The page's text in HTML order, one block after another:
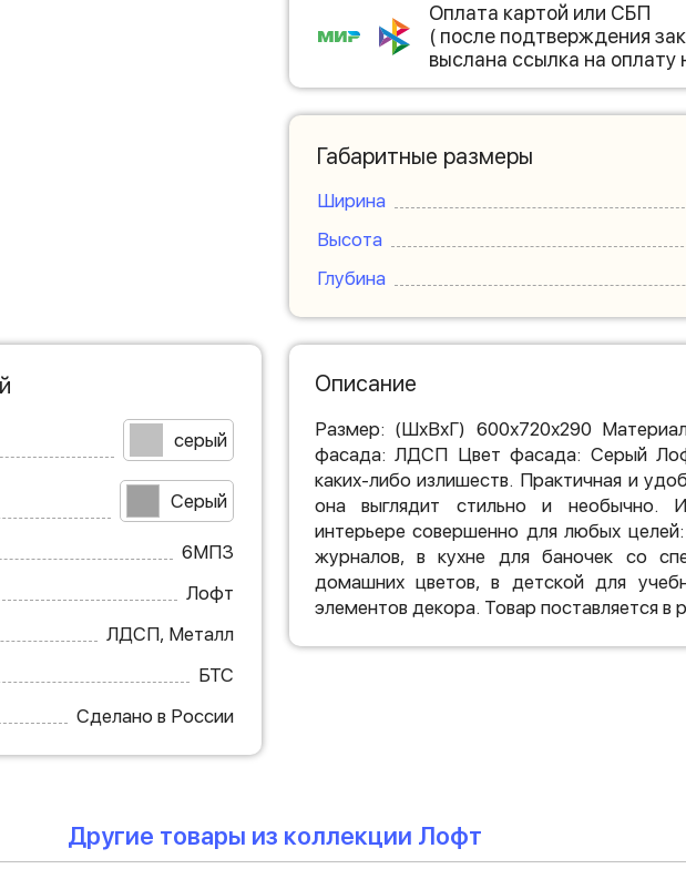
Оплата картой или СБП
( после подтверждения
выслана ссылка на оплату
Габаритные размеры
Ширина
Высота
Глубина
серый
Серый
6МП3
Лофт
ЛДСП, Металл
БТС
Сделано в России
Описание
Размер: (ШхВхГ) 600х720х290
фасада: ЛДСП Цвет фасада: Серый
каких-либо излишеств. Практичная и
она выглядит стильно и необычно.
интерьере совершенно для любых
журналов, в кухне для баночек со
домашних цветов, в детской для
элементов декора. Товар поставляется в
Другие товары из коллекции Лофт